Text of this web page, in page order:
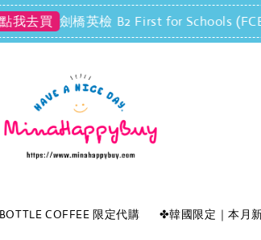
去買 劍橋英檢 B2 First for Schools (FCE)
COFFEE 限定代購 ✤韓國限定｜本月